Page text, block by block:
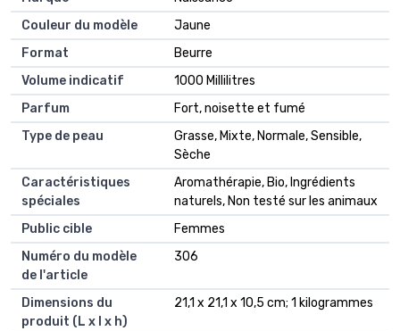
Couleur du modèle
‎Jaune
Format
‎Beurre
Volume indicatif
‎1000 Millilitres
Parfum
‎Fort, noisette et fumé
Type de peau
‎Grasse, Mixte, Normale, Sensible,
Sèche
Caractéristiques
spéciales
‎Aromathérapie, Bio, Ingrédients
naturels, Non testé sur les animaux
Public cible
‎Femmes
Numéro du modèle
de l'article
‎306
Dimensions du
produit (L x l x h)
‎21,1 x 21,1 x 10,5 cm; 1 kilogrammes